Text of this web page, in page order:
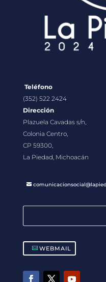
Teléfono
(352) 522 2424
Dirección
Plazuela Cavadas s/n,
Colonia Centro,
CP 59300,
La Piedad, Michoacán
WEBMAIL